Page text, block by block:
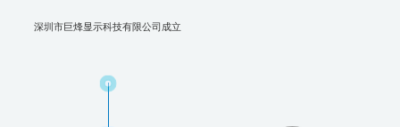
深圳市巨烽显示科技有限公司成立